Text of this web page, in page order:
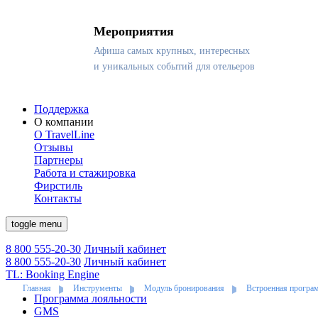
Мероприятия
Афиша самых крупных, интересных
и уникальных событий для отельеров
Поддержка
О компании
О TravelLine
Отзывы
Партнеры
Работа и стажировка
Фирстиль
Контакты
toggle menu
8 800 555-20-30 Личный кабинет
8 800 555-20-30 Личный кабинет
TL: Booking Engine
Программа лояльности
GMS
Главная Инструменты Модуль бронирования Встроенная